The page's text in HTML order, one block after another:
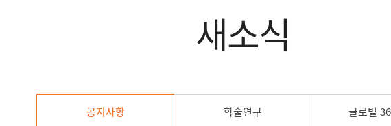
새소식
공지사항 학술연구 글로벌